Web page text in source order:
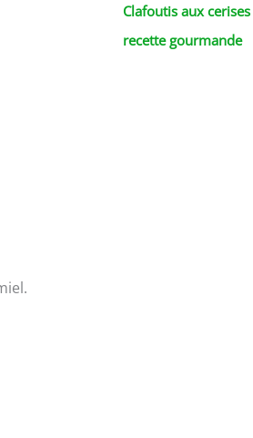
Clafoutis aux
recette gourmande